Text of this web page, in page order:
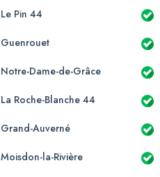
Le Pin 44
Guenrouet
Notre-Dame-de-Grâce
La Roche-Blanche 44
Grand-Auverné
Moisdon-la-Rivière